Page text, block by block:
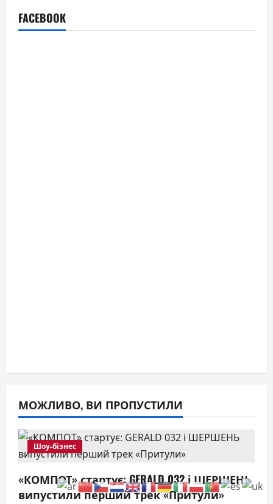
FACEBOOK
МОЖЛИВО, ВИ ПРОПУСТИЛИ
Шоу-бізнес
«КОМПОТ» стартує: GERALD 032 і ШЕРШЕНЬ
випустили перший трек «Притули»